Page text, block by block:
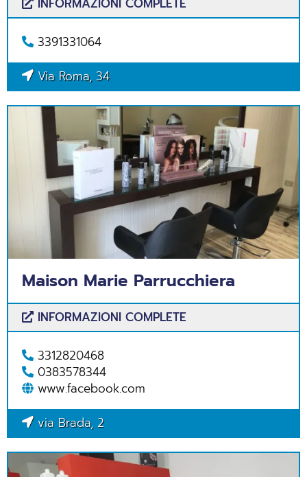
3391331064
Via Roma, 34
Maison Marie Parrucchiera
INFORMAZIONI COMPLETE
3312820468
0383578344
www.facebook.com
via Brada, 2